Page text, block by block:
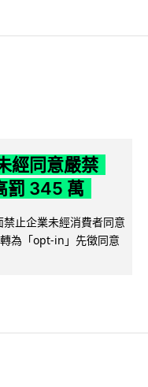
經同意嚴禁
罰 345 萬
止企業未經消費者同意
為「opt-in」先徵同意